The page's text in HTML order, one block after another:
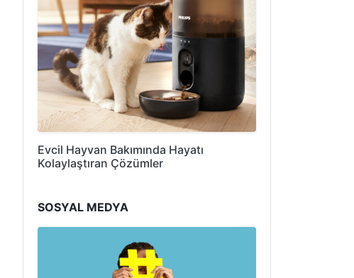
Evcil Hayvan Bakımında Hayatı
Kolaylaştıran Çözümler
SOSYAL MEDYA